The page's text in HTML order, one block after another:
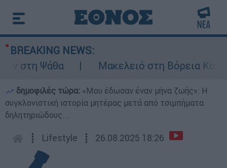
BREAKING NEWS:
Ψάθα
Μακελειό στη Βόρεια
δημοφιλές τώρα: «Μου έδωσαν έναν μήνα ζωής»: Η
συγκλονιστική ιστορία μητέρας μετά από τσιμπήματα
δηλητηριώδους...
┋ Lifestyle ┋ 26.08.2025 18:26